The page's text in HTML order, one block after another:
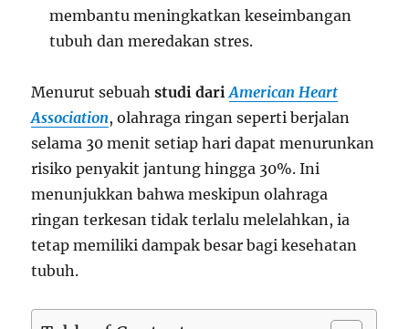
membantu meningkatkan keseimbangan
tubuh dan meredakan stres.
Menurut sebuahstudi dariAmerican Heart
Association, olahraga ringan seperti berjalan
selama 30 menit setiap hari dapat menurunkan
risiko penyakit jantung hingga 30%. Ini
menunjukkan bahwa meskipun olahraga
ringan terkesan tidak terlalu melelahkan, ia
tetap memiliki dampak besar bagi kesehatan
tubuh.